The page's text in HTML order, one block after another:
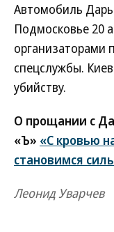
Автомобиль
Подмосковье 20
организаторами
спецслужбы.
убийству.
О прощании с
«Ъ» «С кровью
становимся
Леонид Уварчев